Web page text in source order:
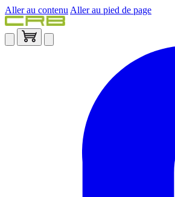
Aller au contenu Aller au pied de page